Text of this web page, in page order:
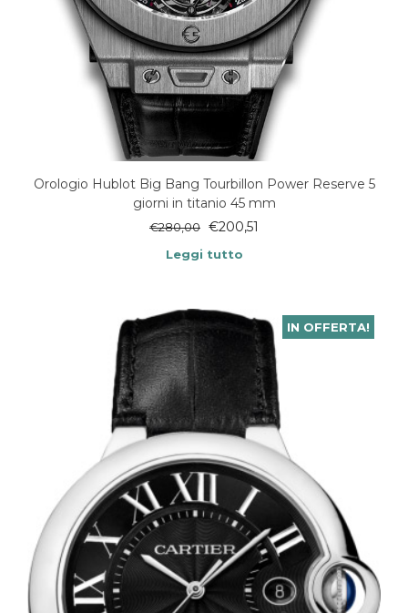
Orologio Hublot Big Bang Tourbillon Power Reserve 5
giorni in titanio 45 mm
€280,00 €200,51
Leggi tutto
IN OFFERTA!